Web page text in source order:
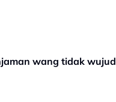
wang tidak wujud